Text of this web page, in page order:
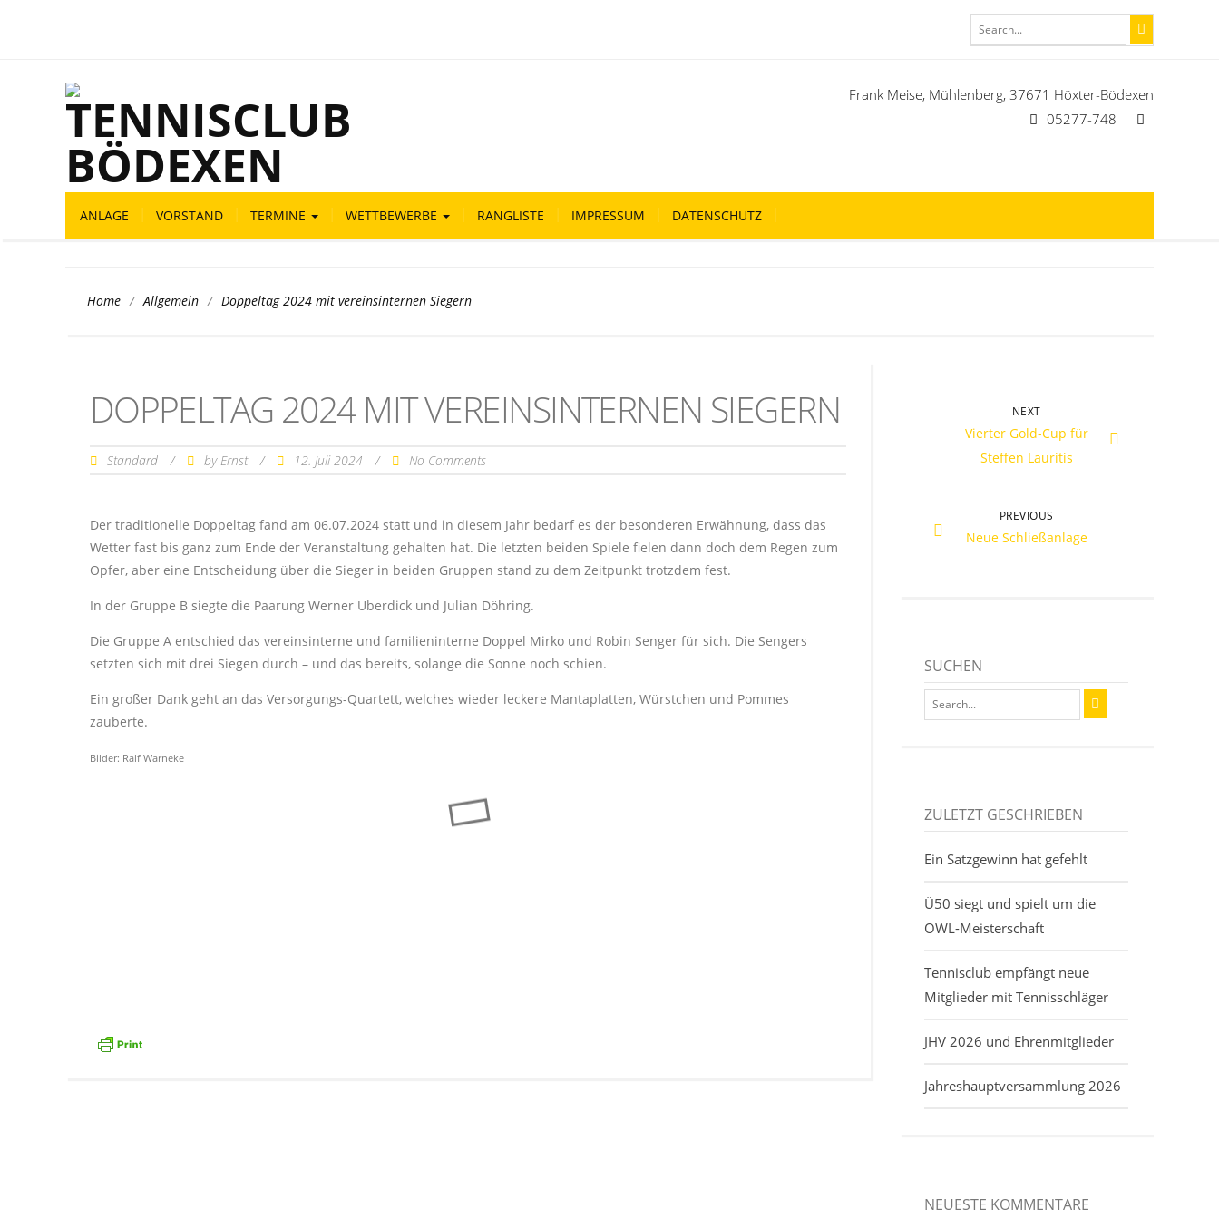
Frank Meise, Mühlenberg, 37671 Höxter-Bödexen
05277-748
ANLAGE VORSTAND TERMINE WETTBEWERBE RANGLISTE IMPRESSUM DATENSCHUTZ
Home / Allgemein / Doppeltag 2024 mit vereinsinternen Siegern
DOPPELTAG 2024 MIT VEREINSINTERNEN SIEGERN
Standard / by Ernst / 12. Juli 2024 / No Comments
Der traditionelle Doppeltag fand am 06.07.2024 statt und in diesem Jahr bedarf es der besonderen Erwähnung, dass das
Wetter fast bis ganz zum Ende der Veranstaltung gehalten hat. Die letzten beiden Spiele fielen dann doch dem Regen zum
Opfer, aber eine Entscheidung über die Sieger in beiden Gruppen stand zu dem Zeitpunkt trotzdem fest.
In der Gruppe B siegte die Paarung Werner Überdick und Julian Döhring.
Die Gruppe A entschied das vereinsinterne und familieninterne Doppel Mirko und Robin Senger für sich. Die Sengers
setzten sich mit drei Siegen durch – und das bereits, solange die Sonne noch schien.
Ein großer Dank geht an das Versorgungs-Quartett, welches wieder leckere Mantaplatten, Würstchen und Pommes
zauberte.
Bilder: Ralf Warneke
NEXT
Vierter Gold-Cup für
Steffen Lauritis
PREVIOUS
Neue Schließanlage
SUCHEN
ZULETZT GESCHRIEBEN
Ein Satzgewinn hat gefehlt
Ü50 siegt und spielt um die
OWL-Meisterschaft
Tennisclub empfängt neue
Mitglieder mit Tennisschläger
JHV 2026 und Ehrenmitglieder
Jahreshauptversammlung 2026
NEUESTE KOMMENTARE